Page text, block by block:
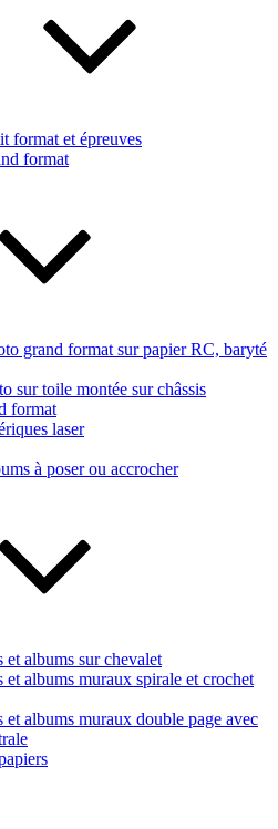
format et épreuves
format
grand format sur papier RC, baryté
sur toile montée sur châssis
format
laser
à poser ou accrocher
et albums sur chevalet
et albums muraux spirale et crochet
et albums muraux double page avec